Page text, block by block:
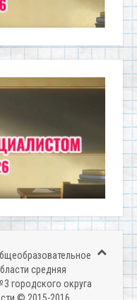
средняя
городского округа